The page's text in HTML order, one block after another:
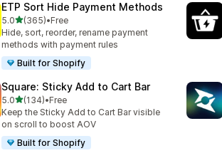
ETP Sort Hide Payment Methods
5.0별 5개 중
(365)
총 리뷰 365개
•Free
Hide, sort, reorder, rename payment
methods with payment rules
Built for Shopify
Square: Sticky Add to Cart Bar
5.0별 5개 중
(134)
총 리뷰 134개
•Free
Keep the Sticky Add to Cart Bar visible
on scroll to boost AOV
Built for Shopify